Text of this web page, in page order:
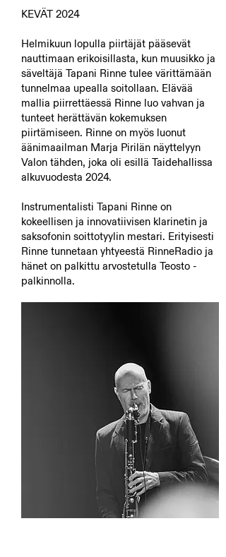
KEVÄT 2024
Helmikuun lopulla piirtäjät pääsevät
nauttimaan erikoisillasta, kun muusikko ja
säveltäjä Tapani Rinne tulee värittämään
tunnelmaa upealla soitollaan. Elävää
mallia piirrettäessä Rinne luo vahvan ja
tunteet herättävän kokemuksen
piirtämiseen. Rinne on myös luonut
äänimaailman Marja Pirilän näyttelyyn
Valon tähden, joka oli esillä Taidehallissa
alkuvuodesta 2024.
Instrumentalisti Tapani Rinne on
kokeellisen ja innovatiivisen klarinetin ja
saksofonin soittotyylin mestari. Erityisesti
Rinne tunnetaan yhtyeestä RinneRadio ja
hänet on palkittu arvostetulla Teosto -
palkinnolla.